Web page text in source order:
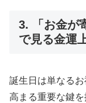
3. 「お金が
で見る金運
誕生日は単なる
高まる重要な鍵